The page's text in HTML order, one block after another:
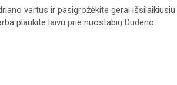
vartus ir pasigrožėkite gerai išsilaikiusiu
plaukite laivu prie nuostabių Dudeno